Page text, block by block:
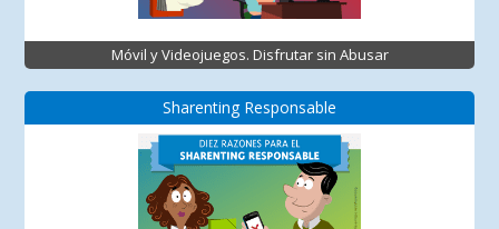
Móvil y Videojuegos. Disfrutar sin Abusar
Sharenting Responsable